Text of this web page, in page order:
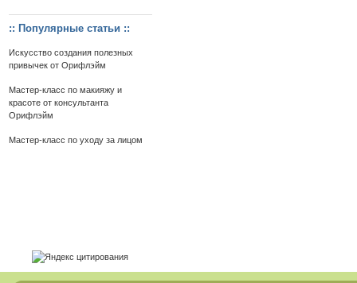
:: Популярные статьи ::
Искусство создания полезных
привычек от Орифлэйм
Мастер-класс по макияжу и
красоте от консультанта
Орифлэйм
Мастер-класс по уходу за лицом